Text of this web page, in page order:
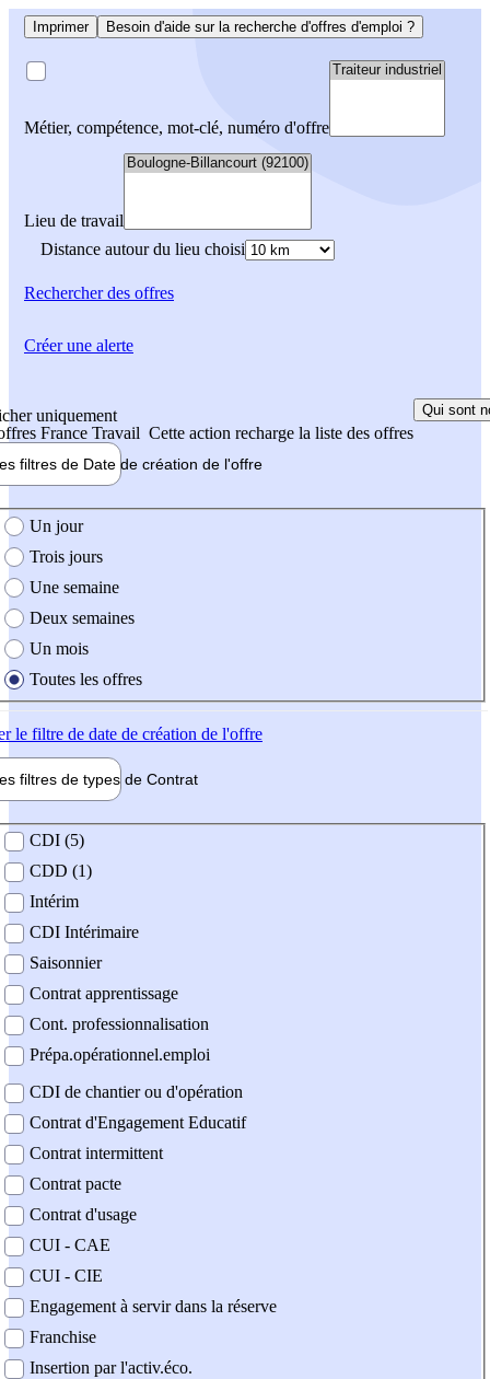
Imprimer Besoin d'aide sur la recherche d'offres d'emploi ?
Métier, compétence, mot-clé, numéro d'offre
Lieu de travail
Distance autour du lieu choisi
Rechercherdes offres
uniquement
France Travail Cette action recharge la liste des offres
Qui sont
filtres de Date de création de l'offre
création de l'offre
Un jour
Trois jours
Une semaine
Deux semaines
Un mois
Toutes les offres
le filtre de date de création de l'offre
filtres de types de Contrat
contrat
CDI (5)
CDD (1)
Intérim
CDI Intérimaire
Saisonnier
Contrat apprentissage
Cont. professionnalisation
Prépa.opérationnel.emploi
CDI de chantier ou d'opération
Contrat d'Engagement Educatif
Contrat intermittent
Contrat pacte
Contrat d'usage
CUI - CAE
CUI - CIE
Engagement à servir dans la réserve
Franchise
Insertion par l'activ.éco.
Créer une alerte